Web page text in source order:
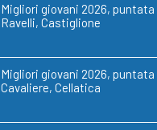
Migliori giovani 2026, puntata
Ravelli, Castiglione
Migliori giovani 2026, puntata
Cavaliere, Cellatica